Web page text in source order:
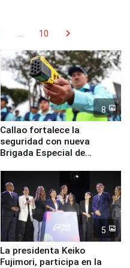
10 chevron_right
8
Callao fortalece la
seguridad con nueva
Brigada Especial de
equipamiento para
Serenazgo
5
La presidenta Keiko
Fujimori, participa en la